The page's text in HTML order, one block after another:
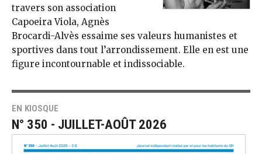
travers son association
Capoeira Viola, Agnès
Brocardi-Alvès essaime ses valeurs humanistes et
sportives dans tout l’arrondissement. Elle en est une
figure incontournable et indissociable.
EN KIOSQUE
N° 350 - JUILLET-AOÛT 2026